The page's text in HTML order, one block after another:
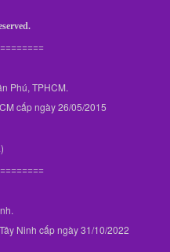
Phú, TPHCM.
cấp ngày 26/05/2015
Ninh cấp ngày 31/10/2022